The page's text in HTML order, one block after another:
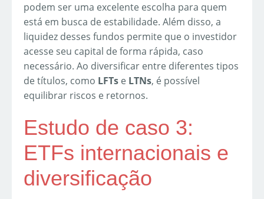
podem ser uma excelente escolha para quem
está em busca de estabilidade. Além disso, a
liquidez desses fundos permite que o investidor
acesse seu capital de forma rápida, caso
necessário. Ao diversificar entre diferentes tipos
de títulos, como LFTs e LTNs, é possível
equilibrar riscos e retornos.
Estudo de caso 3:
ETFs internacionais e
diversificação